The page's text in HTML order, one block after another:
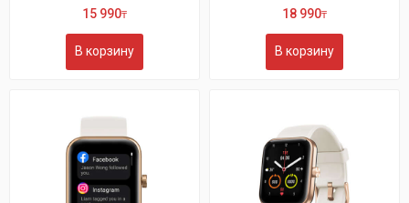
15 990₸
В корзину
18 990₸
В корзину